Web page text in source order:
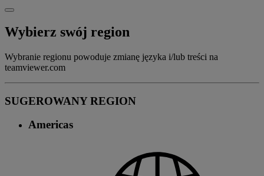
Wybierz swój region
Wybranie regionu powoduje zmianę języka i/lub treści na
teamviewer.com
SUGEROWANY REGION
Americas